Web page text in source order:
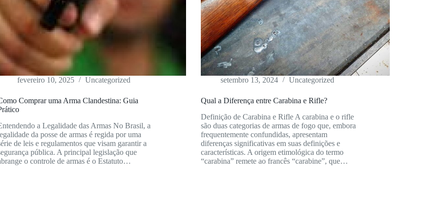
fevereiro 10, 2025 Uncategorized
Comprar uma Arma Clandestina: Guia
a Legalidade das Armas No Brasil, a
da posse de armas é regida por uma
de leis e regulamentos que visam garantir a
pública. A principal legislação que
o controle de armas é o Estatuto…
setembro 13, 2024 Uncategorized
Qual a Diferença entre Carabina e Rifle?
Definição de Carabina e Rifle A carabina e o rifle
são duas categorias de armas de fogo que, embora
frequentemente confundidas, apresentam
diferenças significativas em suas definições e
características. A origem etimológica do termo
“carabina” remete ao francês “carabine”, que…